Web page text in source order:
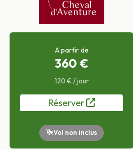
A partir de
360 €
120 € / jour
Réserver
Vol non inclus